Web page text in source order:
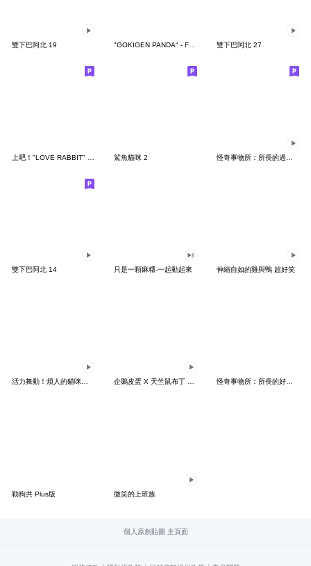
雙下巴阿北 19 "GOKIGEN PANDA" - Feeling / global 雙下巴阿北 27
鯊魚貓咪 2
雙下巴阿北 14 只是一顆麻糬-一起動起來 伸縮自如的雞與鴨 超好笑
活力舞動！煩人的貓咪★迷你版 2 企鵝皮蛋 X 天竺鼠布丁 有點厭世 怪奇事物所：所長的好日子要來力
勒狗共 Plus版 微笑的上班族
個人原創貼圖 主頁面